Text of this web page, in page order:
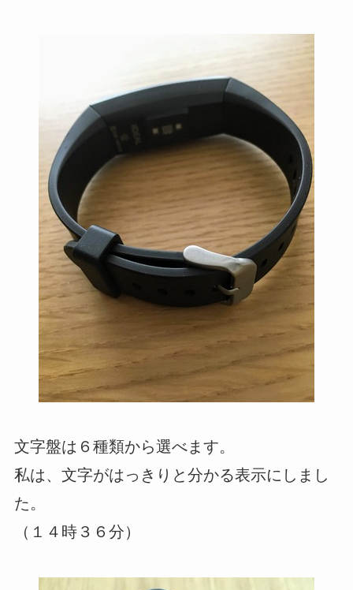
文字盤は６種類から選べます。
私は、文字がはっきりと分かる表示にしまし
た。
（１４時３６分）